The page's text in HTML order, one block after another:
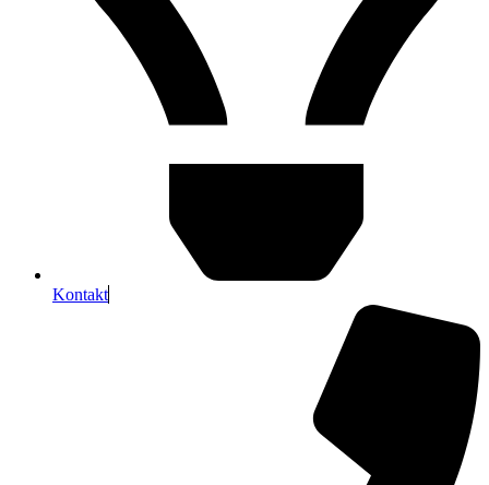
Kontakt